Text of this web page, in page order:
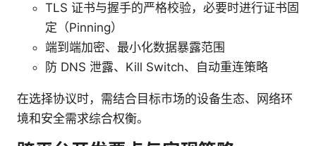
TLS 证书与握手的严格校验，必要时进行证书固
定（Pinning）
端到端加密、最小化数据暴露范围
防 DNS 泄露、Kill Switch、自动重连策略
在选择协议时，需结合目标市场的设备生态、网络环
境和安全需求综合权衡。